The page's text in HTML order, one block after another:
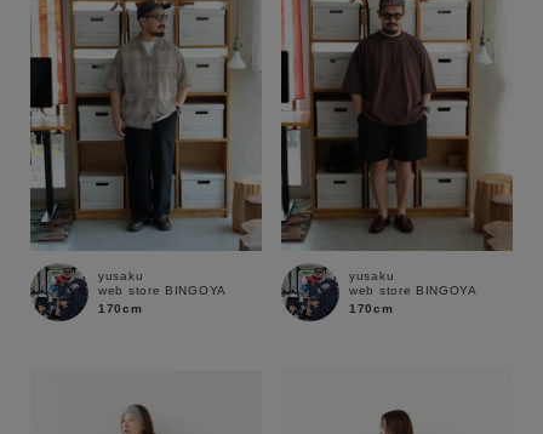
価格
商品タイプ
通常商品
WEB限定
在庫
在庫あり 在庫なし含む
yusaku
web store BINGOYA
170cm
yusaku
web store BINGOYA
170cm